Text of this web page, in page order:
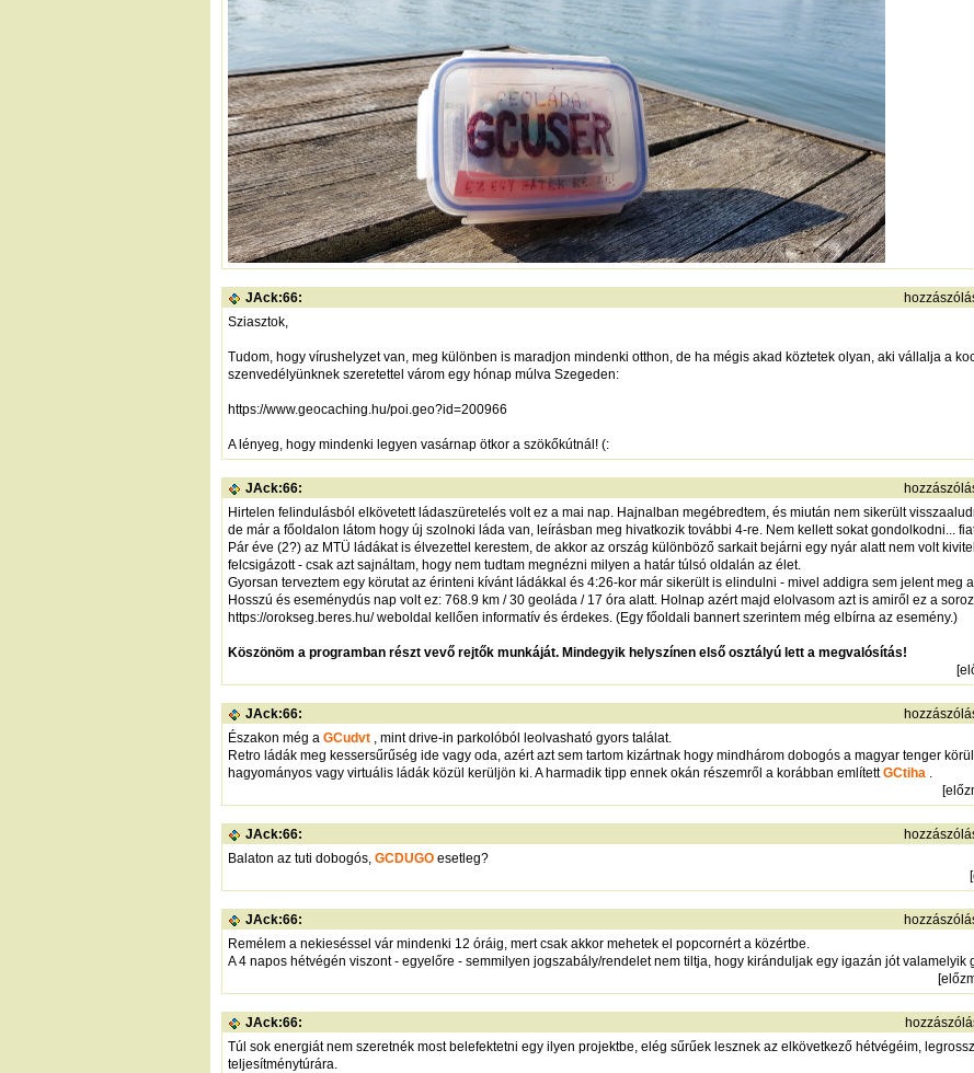
JAck:66:
Sziasztok,
Tudom, hogy vírushelyzet van, meg különben is maradjon mindenki otthon, de ha mégis akad köztetek olyan, aki vállalja a
szenvedélyünknek szeretettel várom egy hónap múlva Szegeden:
https://www.geocaching.hu/poi.geo?id=200966
A lényeg, hogy mindenki legyen vasárnap ötkor a szökőkútnál! (:
JAck:66:
Hirtelen felindulásból elkövetett ládaszüretelés volt ez a mai nap. Hajnalban megébredtem, és miután nem sikerült
de már a főoldalon látom hogy új szolnoki láda van, leírásban meg hivatkozik további 4-re. Nem kellett sokat gondolkodni...
Pár éve (2?) az MTÜ ládákat is élvezettel kerestem, de akkor az ország különböző sarkait bejárni egy nyár alatt nem volt
felcsigázott - csak azt sajnáltam, hogy nem tudtam megnézni milyen a határ túlsó oldalán az élet.
Gyorsan terveztem egy körutat az érinteni kívánt ládákkal és 4:26-kor már sikerült is elindulni - mivel addigra sem jelent meg
Hosszú és eseménydús nap volt ez: 768.9 km / 30 geoláda / 17 óra alatt. Holnap azért majd elolvasom azt is amiről ez a
https://orokseg.beres.hu/weboldal kellően informatív és érdekes. (Egy főoldali bannert szerintem még elbírna az esemény.)
Köszönöm a programban részt vevő rejtők munkáját. Mindegyik helyszínen első osztályú lett a megvalósítás!
[
JAck:66:
Északon még a GCudvt , mint drive-in parkolóból leolvasható gyors találat.
Retro ládák meg kessersűrűség ide vagy oda, azért azt sem tartom kizártnak hogy mindhárom dobogós a magyar tenger
hagyományos vagy virtuális ládák közül kerüljön ki. A harmadik tipp ennek okán részemről a korábban említettGCtiha .
[
JAck:66:
Balaton az tuti dobogós, GCDUGO esetleg?
[
JAck:66:
Remélem a nekieséssel vár mindenki 12 óráig, mert csak akkor mehetek el popcornért a közértbe.
A 4 napos hétvégén viszont - egyelőre - semmilyen jogszabály/rendelet nem tiltja, hogy kiránduljak egy igazán jót
[
JAck:66:
Túl sok energiát nem szeretnék most belefektetni egy ilyen projektbe, elég sűrűek lesznek az elkövetkező hétvégéim,
teljesítménytúrára.